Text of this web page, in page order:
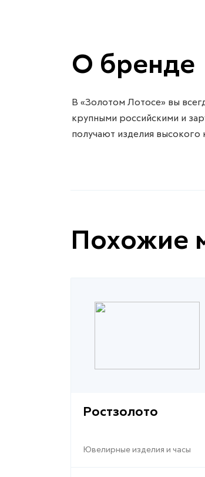
О бренде
В «Золотом Лотосе» вы
крупными российскими и
получают изделия высокого
Похожие
Ростзолото
Ювелирные изделия и часы